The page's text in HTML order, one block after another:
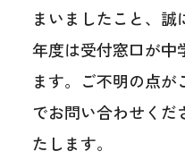
まいましたこと、
年度は受付窓口が中
ます。ご不明の点が
でお問い合わせくだ
たします。